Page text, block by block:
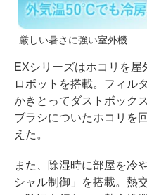
厳しい暑さに強い室外機
EXシリーズはホコリを
ロボットを搭載。フィル
かきとってダストボック
ブラシについたホコリを
えた。
また、除湿時に部屋を冷
シャル制御」を搭載。熱